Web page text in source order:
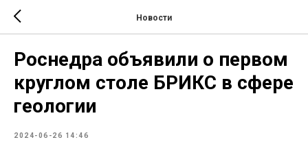
Новости
Роснедра объявили о первом
круглом столе БРИКС в сфере
геологии
2024-06-26 14:46